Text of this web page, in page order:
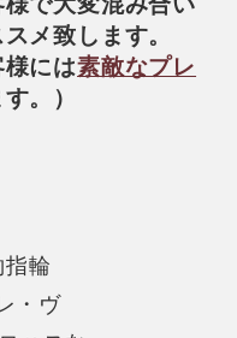
メ致します。
様には素敵なプレ
。）